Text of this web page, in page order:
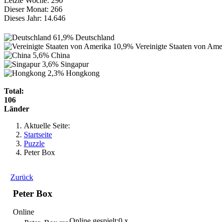
Dieser Monat: 266
Dieses Jahr: 14.646
61,9% Deutschland
10,9% Vereinigte Staaten von
5,6% China
3,6% Singapur
2,3% Hongkong
Total:
106
Länder
Aktuelle Seite:
Startseite
Puzzle
Peter Box
Zurück
Peter Box
Online